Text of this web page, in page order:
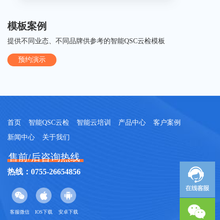
模板案例
提供不同业态、不同品牌供参考的智能QSC云检模板
预约演示
首页 智能QSC云检 智能云培训 产品中心
客户案例
新闻中心
关于我们
售前/后咨询热线
热线：0755-26654856
客服微信 IOS下载 安卓下载